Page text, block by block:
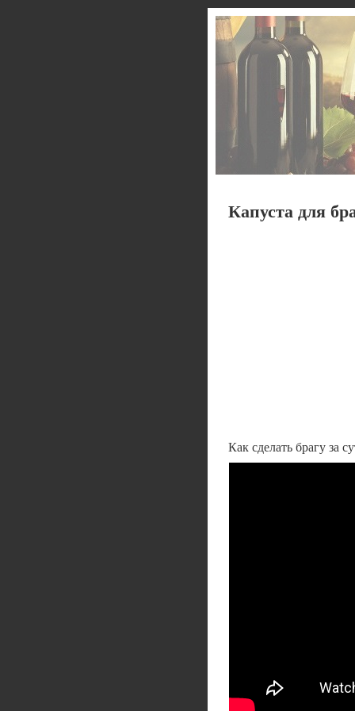
Капуста для
Как сделать брагу за